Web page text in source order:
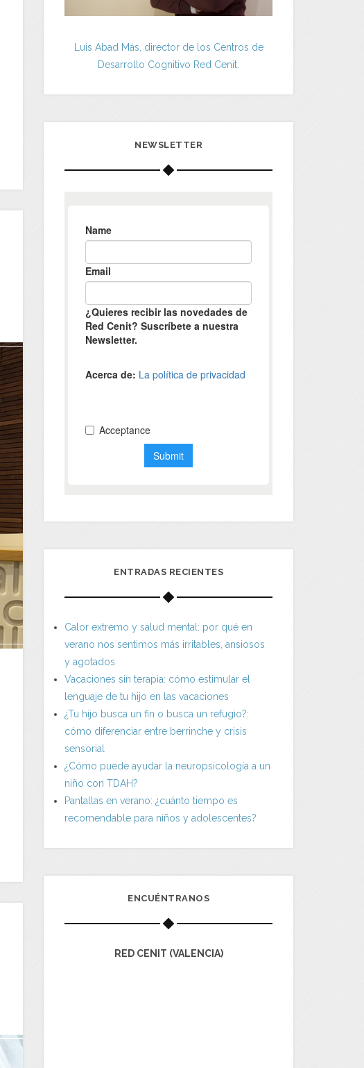
Luis Abad Más, director de los Centros de
Desarrollo Cognitivo Red Cenit.
NEWSLETTER
ENTRADAS RECIENTES
Calor extremo y salud mental: por qué en
verano nos sentimos más irritables, ansiosos
y agotados
Vacaciones sin terapia: cómo estimular el
lenguaje de tu hijo en las vacaciones
¿Tu hijo busca un fin o busca un refugio?:
cómo diferenciar entre berrinche y crisis
sensorial
¿Cómo puede ayudar la neuropsicología a un
niño con TDAH?
Pantallas en verano: ¿cuánto tiempo es
recomendable para niños y adolescentes?
ENCUÉNTRANOS
RED CENIT (VALENCIA)